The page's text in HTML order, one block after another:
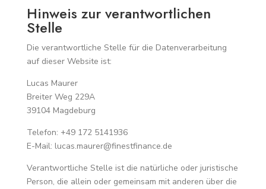
Hinweis zur verantwortlichen
Stelle
Die verantwortliche Stelle für die Datenverarbeitung
auf dieser Website ist:
Lucas Maurer
Breiter Weg 229A
39104 Magdeburg
Telefon: +49 172 5141936
E-Mail: lucas.maurer@finestfinance.de
Verantwortliche Stelle ist die natürliche oder juristische
Person, die allein oder gemeinsam mit anderen über die